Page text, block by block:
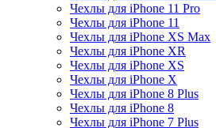
Чехлы для iPhone 11 Pro
Чехлы для iPhone 11
Чехлы для iPhone XS Max
Чехлы для iPhone XR
Чехлы для iPhone XS
Чехлы для iPhone X
Чехлы для iPhone 8 Plus
Чехлы для iPhone 8
Чехлы для iPhone 7 Plus